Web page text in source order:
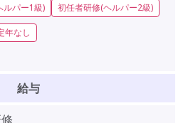
ルパー1級) 初任者研修(ヘルパー2級)
年なし
給与